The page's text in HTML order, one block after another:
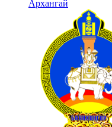
Архангай